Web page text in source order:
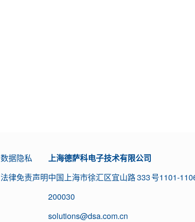
数据隐私
法律免责声明
上海德萨科电子技术有限公司
中国上海市徐汇区宜山路 333 号1101-
200030
solutions@dsa.com.cn